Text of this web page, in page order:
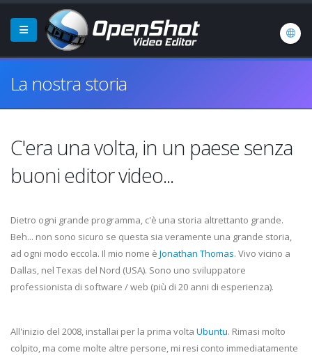
La nostra storia
C'era una volta, in un paese senza
buoni editor video...
Dietro ogni grande programma, c'è una storia altrettanto grande.
Beh... non sono sicuro se questa sia veramente una grande storia,
ad ogni modo eccola. Il mio nome è Jonathan Thomas. Vivo vicino a
Dallas, nel Texas del Nord (USA). Sono uno sviluppatore
professionista di software / web (più di 20 anni di esperienza).
All'inizio del 2008, installai per la prima volta Ubuntu. Rimasi molto
colpito, ma come molte altre persone, mi resi conto immediatamente